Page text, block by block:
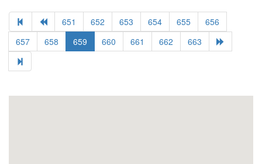
651 652 653 654 655
656
657
658 659 660 661 662 663